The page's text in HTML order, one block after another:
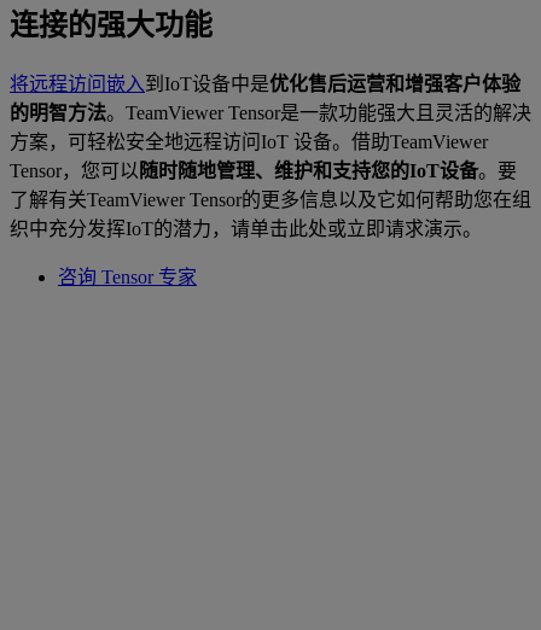
连接的强大功能
将远程访问嵌入到IoT设备中是优化售后运营和增强客户体验
的明智方法。TeamViewer Tensor是一款功能强大且灵活的解决
方案，可轻松安全地远程访问IoT 设备。借助TeamViewer
Tensor，您可以 随时随地管理、维护和支持您的IoT设备。要
了解有关TeamViewer Tensor的更多信息以及它如何帮助您在组
织中充分发挥IoT的潜力，请单击此处或立即请求演示。
咨询 Tensor 专家